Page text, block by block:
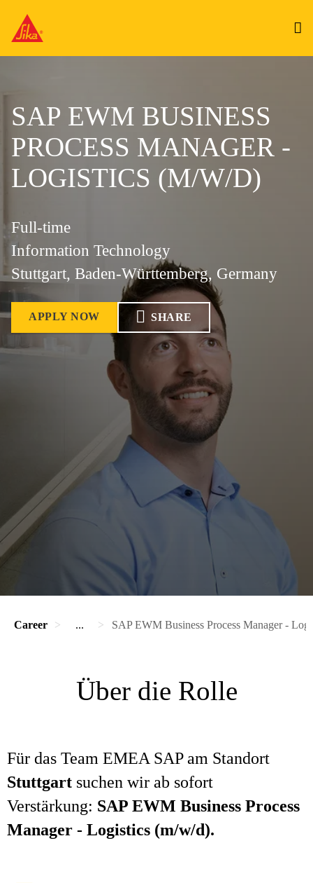
SAP EWM BUSINESS
PROCESS MANAGER -
LOGISTICS (M/W/D)
Full-time
Information Technology
Stuttgart, Baden-Württemberg, Germany
APPLY NOW SHARE
Career ... SAP EWM Business Process Manager -
Über die Rolle
Für das Team EMEA SAP am Standort
Stuttgart suchen wir ab sofort
Verstärkung: SAP EWM Business Process
Manager - Logistics (m/w/d).